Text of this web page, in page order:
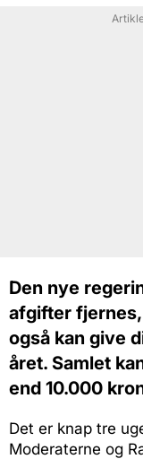
Den nye
afgifter
også kan give
året. Samlet
end 10.000
Det er knap tre
Moderaterne og